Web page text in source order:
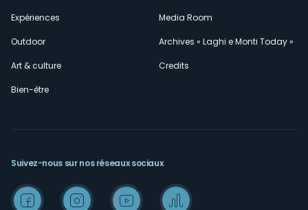
Expériences
Outdoor
Art & culture
Bien-être
Media Room
Archives « Laghi e Monti Today »
Credits
Suivez-nous sur nos réseaux sociaux